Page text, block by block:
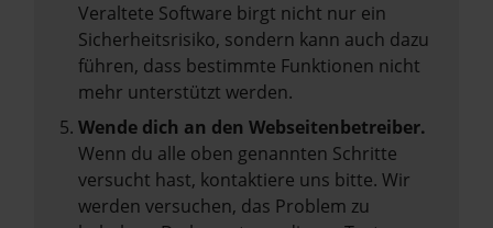
Veraltete Software birgt nicht nur ein
Sicherheitsrisiko, sondern kann auch dazu
führen, dass bestimmte Funktionen nicht
mehr unterstützt werden.
Wende dich an den Webseitenbetreiber.
Wenn du alle oben genannten Schritte
versucht hast, kontaktiere uns bitte. Wir
werden versuchen, das Problem zu